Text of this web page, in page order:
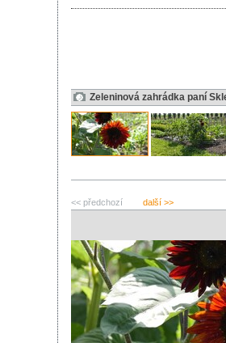
Zeleninová zahrádka paní
<< předchozí další >>